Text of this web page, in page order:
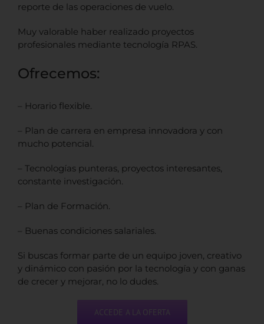
reporte de las operaciones de vuelo.
Muy valorable haber realizado proyectos
profesionales mediante tecnología RPAS.
Ofrecemos:
– Horario flexible.
– Plan de carrera en empresa innovadora y con
mucho potencial.
– Tecnologías punteras, proyectos interesantes,
constante investigación.
– Plan de Formación.
– Buenas condiciones salariales.
Si buscas formar parte de un equipo joven, creativo
y dinámico con pasión por la tecnología y con ganas
de crecer y mejorar, no lo dudes.
ACCEDE A LA OFERTA